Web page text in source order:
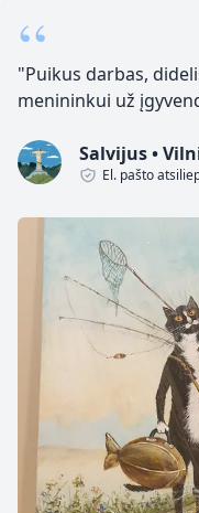
“
"Puikus darbas,
menininkui už
Salvijus•
El. pašto